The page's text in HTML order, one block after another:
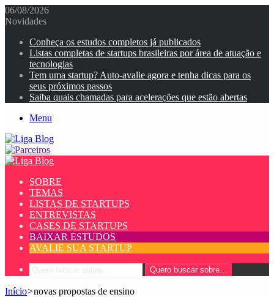
06/08/2026
Novidades
Conheça os estudos completos já publicados
Listas completas de startups brasileiras por área de atuação e
tecnologias
Tem uma startup? Auto-avalie agora e tenha dicas para os
seus próximos passos
Saiba quais chamadas para acelerações que estão abertas
Menu
SOBRE
TEMAS
LISTAS DE STARTUPS
ENTREVISTAS
CASES DE STARTUPS
BAIXAR ESTUDOS
AVALIE SUA STARTUP
Quero buscar sobre...
Início>novas propostas de ensino